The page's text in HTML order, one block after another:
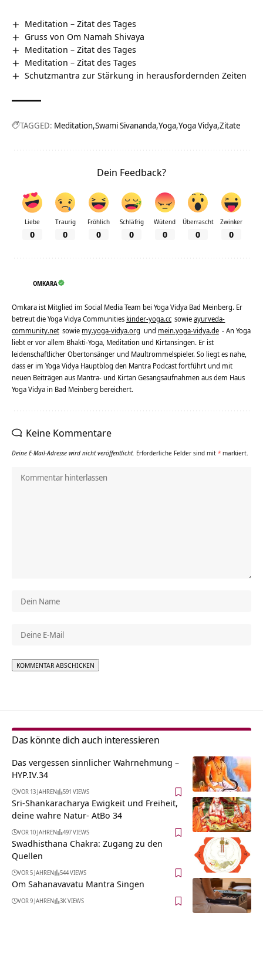
Meditation – Zitat des Tages
Gruss von Om Namah Shivaya
Meditation – Zitat des Tages
Meditation – Zitat des Tages
Schutzmantra zur Stärkung in herausfordernden Zeiten
TAGGED: Meditation Swami Sivananda Yoga Yoga Vidya Zitate
Dein Feedback?
Liebe
0
Traurig
0
Fröhlich
0
Schläfrig
0
Wütend
0
Überrascht
0
Zwinker
0
OMKARA
Omkara ist Mitglied im Social Media Team bei Yoga Vidya Bad Meinberg. Er
betreut die Yoga Vidya Communities kinder-yoga.cc sowieayurveda-
community.net sowie my.yoga-vidya.org und mein.yoga-vidya.de - An Yoga
liebt er vor allem Bhakti-Yoga, Meditation und Kirtansingen. Er ist
leidenschaftlicher Obertonsänger und Maultrommelspieler. So liegt es nahe,
dass er im Yoga Vidya Hauptblog den Mantra Podcast fortführt und mit
neuen Beiträgen aus Mantra- und Kirtan Gesangsaufnahmen aus dem Haus
Yoga Vidya in Bad Meinberg bereichert.
Keine Kommentare
Deine E-Mail-Adresse wird nicht veröffentlicht. Erforderliche Felder sind mit * markiert.
Das könnte dich auch interessieren
Das vergessen sinnlicher Wahrnehmung –
HYP.IV.34
VOR 13 JAHREN 591 VIEWS
Sri-Shankaracharya Ewigkeit und Freiheit,
deine wahre Natur- AtBo 34
VOR 10 JAHREN 497 VIEWS
Swadhisthana Chakra: Zugang zu den
Quellen
VOR 5 JAHREN 544 VIEWS
Om Sahanavavatu Mantra Singen
VOR 9 JAHREN 3K VIEWS